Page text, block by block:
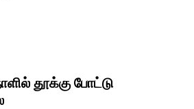
தூக்கு போட்டு